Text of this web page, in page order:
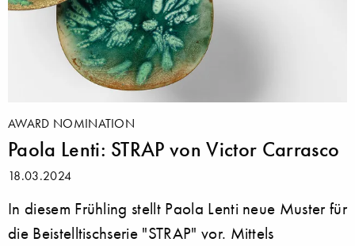
AWARD NOMINATION
Paola Lenti: STRAP von Victor Carrasco
18.03.2024
In diesem Frühling stellt Paola Lenti neue Muster für
die Beistelltischserie "STRAP" vor. Mittels